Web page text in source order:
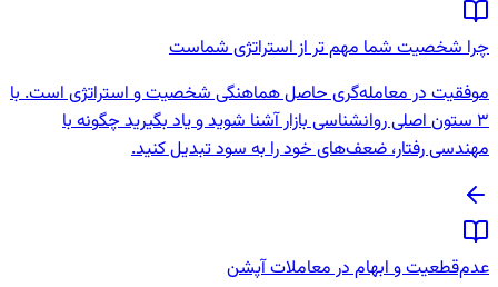
چرا شخصیت شما مهم تر از استراتژی شماست
موفقیت در معامله‌گری حاصل هماهنگی شخصیت و استراتژی است. با
3 ستون اصلی روانشناسی بازار آشنا شوید و یاد بگیرید چگونه با
مهندسی رفتار، ضعف‌های خود را به سود تبدیل کنید.
عدم‌قطعیت و ابهام در معاملات آپشن